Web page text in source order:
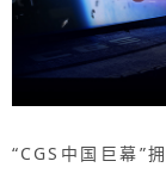
“CGS中国巨幕”